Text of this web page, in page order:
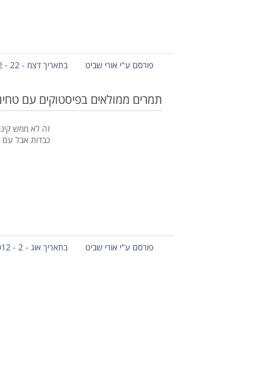
פורסם ע"י אורי שביט בתאריך דצמ - 22 - 2012
תמרים ממולאים בפיסטוקים עם
זה לא ממש
כבדות אבל
פורסם ע"י אורי שביט בתאריך אוג - 2 - 2012